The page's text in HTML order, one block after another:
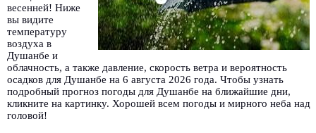
весенней! Ниже
вы видите
температуру
воздуха в
Душанбе и
облачность, а также давление, скорость ветра и вероятность
осадков для Душанбе на 6 августа 2026 года. Чтобы узнать
подробный прогноз погоды для Душанбе на ближайшие дни,
кликните на картинку. Хорошей всем погоды и мирного неба над
головой!